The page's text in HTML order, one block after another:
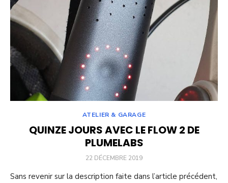
ATELIER & GARAGE
QUINZE JOURS AVEC LE FLOW 2 DE
PLUMELABS
POSTED
22 DÉCEMBRE 2019
Sans revenir sur la description faite dans l’article précédent,